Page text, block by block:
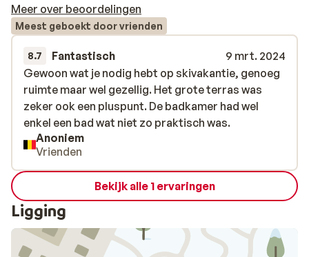
Meer over beoordelingen
Meest geboekt door vrienden
8.7 Fantastisch
9 mrt. 2024
Gewoon wat je nodig hebt op skivakantie, genoeg
ruimte maar wel gezellig. Het grote terras was
zeker ook een pluspunt. De badkamer had wel
enkel een bad wat niet zo praktisch was.
Gewoon wat je nodig hebt op skivakantie, genoeg
ruimte maar wel gezellig. Het grote terras was
zeker ook een pluspunt. De badkamer had wel
enkel een bad wat niet zo praktisch was.
Anoniem
Vrienden
Bekijk alle 1 ervaringen
Ligging